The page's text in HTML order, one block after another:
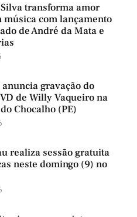
transforma amor
música com lançamento
de André da Mata e
gravação do
de Willy Vaqueiro na
Chocalho (PE)
realiza sessão gratuita
neste domingo (9) no